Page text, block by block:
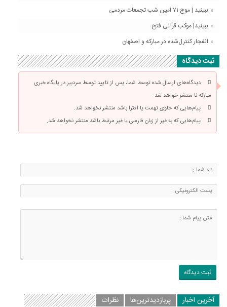
ببینید | موج ۷۱ امین شب تجمعات مردمی
ببینید| موکب قرآنی فتح
انفجار کنترل‌شده در مبارکه و اصفهان
ثبت دیدگاه
دیدگاه‌های ارسال شده توسط شما، پس از تایید توسط سردبیر در پایگاه خبری
مبارکه نا منتشر خواهد شد.
پیام‌هایی که حاوی تهمت یا افترا باشد منتشر نخواهد شد.
پیام‌هایی که به غیر از زبان فارسی یا غیر مرتبط باشد منتشر نخواهد شد.
آخرین اخبار پربازدیدترین‌ها نظرات